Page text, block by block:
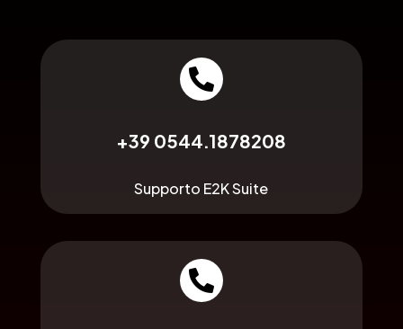

+39 0544.1878208
Supporto E2K Suite
